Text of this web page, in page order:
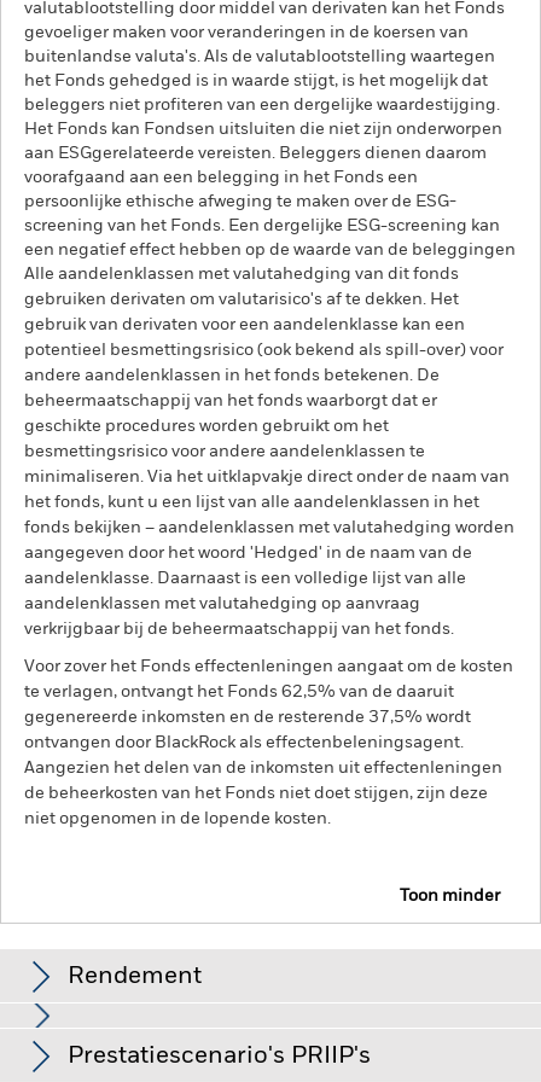
valutablootstelling door middel van derivaten kan het Fonds
gevoeliger maken voor veranderingen in de koersen van
buitenlandse valuta's. Als de valutablootstelling waartegen
het Fonds gehedged is in waarde stijgt, is het mogelijk dat
beleggers niet profiteren van een dergelijke waardestijging.
Het Fonds kan Fondsen uitsluiten die niet zijn onderworpen
aan ESGgerelateerde vereisten. Beleggers dienen daarom
voorafgaand aan een belegging in het Fonds een
persoonlijke ethische afweging te maken over de ESG-
screening van het Fonds. Een dergelijke ESG-screening kan
een negatief effect hebben op de waarde van de beleggingen
Alle aandelenklassen met valutahedging van dit fonds
gebruiken derivaten om valutarisico's af te dekken. Het
gebruik van derivaten voor een aandelenklasse kan een
potentieel besmettingsrisico (ook bekend als spill-over) voor
andere aandelenklassen in het fonds betekenen. De
beheermaatschappij van het fonds waarborgt dat er
geschikte procedures worden gebruikt om het
besmettingsrisico voor andere aandelenklassen te
minimaliseren. Via het uitklapvakje direct onder de naam van
het fonds, kunt u een lijst van alle aandelenklassen in het
fonds bekijken – aandelenklassen met valutahedging worden
aangegeven door het woord 'Hedged' in de naam van de
aandelenklasse. Daarnaast is een volledige lijst van alle
aandelenklassen met valutahedging op aanvraag
verkrijgbaar bij de beheermaatschappij van het fonds.
Voor zover het Fonds effectenleningen aangaat om de kosten
te verlagen, ontvangt het Fonds 62,5% van de daaruit
gegenereerde inkomsten en de resterende 37,5% wordt
ontvangen door BlackRock als effectenbeleningsagent.
Aangezien het delen van de inkomsten uit effectenleningen
de beheerkosten van het Fonds niet doet stijgen, zijn deze
niet opgenomen in de lopende kosten.
Toon minder
Rendement
Rendement
Opkomende markten zijn doorgaans gevoeliger voor
Prestatiescenario's PRIIP's